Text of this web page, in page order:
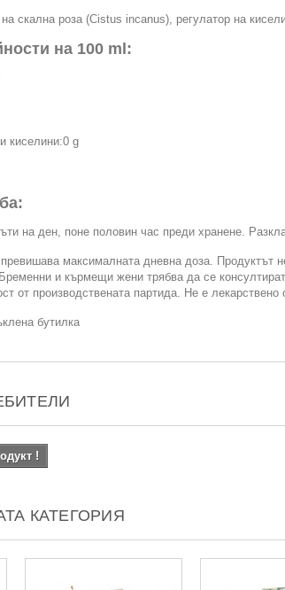
скална роза (Cistus incanus), регулатор на
на 100 ml:
киселини:0 g
на ден, поне половин час преди хранене.
максималната дневна доза. Продуктът
и кърмещи жени трябва да се
от производствената партида. Не е лекарствено
бутилка
!
КАТЕГОРИЯ